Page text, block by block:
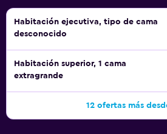
Habitación ejecutiva, tipo de cama
desconocido
Habitación superior, 1 cama
extragrande
12 ofertas más